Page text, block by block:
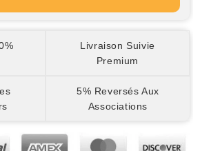
Livraison Suivie
Premium
5% Reversés Aux
Associations